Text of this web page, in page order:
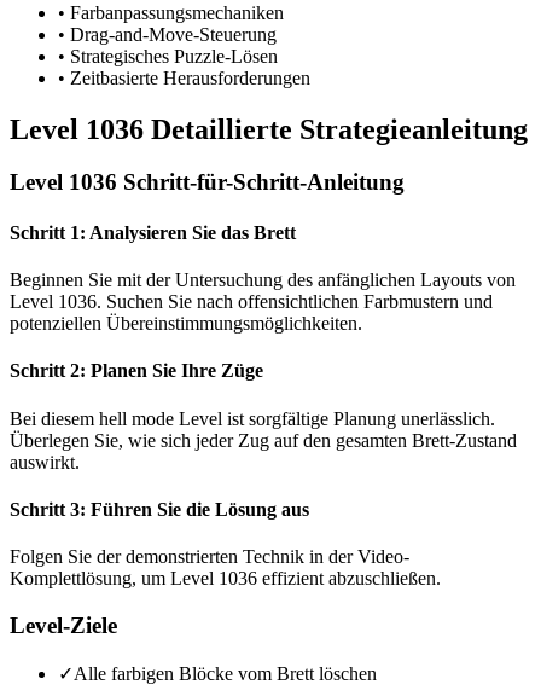
• Farbanpassungsmechaniken
• Drag-and-Move-Steuerung
• Strategisches Puzzle-Lösen
• Zeitbasierte Herausforderungen
Level 1036 Detaillierte Strategieanleitung
Level 1036 Schritt-für-Schritt-Anleitung
Schritt 1: Analysieren Sie das Brett
Beginnen Sie mit der Untersuchung des anfänglichen Layouts von
Level 1036. Suchen Sie nach offensichtlichen Farbmustern und
potenziellen Übereinstimmungsmöglichkeiten.
Schritt 2: Planen Sie Ihre Züge
Bei diesem hell mode Level ist sorgfältige Planung unerlässlich.
Überlegen Sie, wie sich jeder Zug auf den gesamten Brett-Zustand
auswirkt.
Schritt 3: Führen Sie die Lösung aus
Folgen Sie der demonstrierten Technik in der Video-
Komplettlösung, um Level 1036 effizient abzuschließen.
Level-Ziele
✓Alle farbigen Blöcke vom Brett löschen